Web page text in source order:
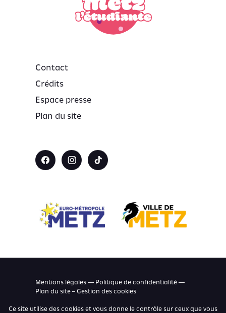
Ce site utilise des cookies et vous donne le contrôle sur ceux que vous
Contact
Crédits
Espace presse
Plan du site
Mentions légales — Politique de confidentialité —
Plan du site – Gestion des cookies